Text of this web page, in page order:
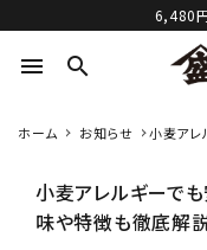
6,480
menu search
ホーム お知らせ
小麦アレ
小麦アレルギーでも
味や特徴も徹底解説